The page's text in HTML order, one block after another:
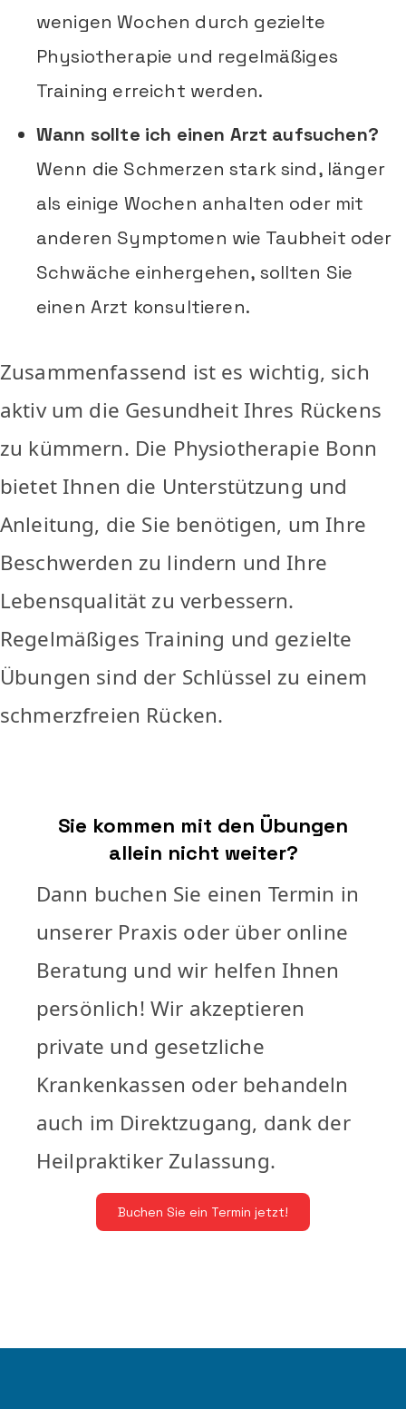
wenigen Wochen durch gezielte
Physiotherapie und regelmäßiges
Training erreicht werden.
Wann sollte ich einen Arzt aufsuchen?
Wenn die Schmerzen stark sind, länger
als einige Wochen anhalten oder mit
anderen Symptomen wie Taubheit oder
Schwäche einhergehen, sollten Sie
einen Arzt konsultieren.
Zusammenfassend ist es wichtig, sich
aktiv um die Gesundheit Ihres Rückens
zu kümmern. Die Physiotherapie Bonn
bietet Ihnen die Unterstützung und
Anleitung, die Sie benötigen, um Ihre
Beschwerden zu lindern und Ihre
Lebensqualität zu verbessern.
Regelmäßiges Training und gezielte
Übungen sind der Schlüssel zu einem
schmerzfreien Rücken.
Sie kommen mit den Übungen
allein nicht weiter?
Dann buchen Sie einen Termin in
unserer Praxis oder über online
Beratung und wir helfen Ihnen
persönlich! Wir akzeptieren
private und gesetzliche
Krankenkassen oder behandeln
auch im Direktzugang, dank der
Heilpraktiker Zulassung.
Buchen Sie ein Termin jetzt!